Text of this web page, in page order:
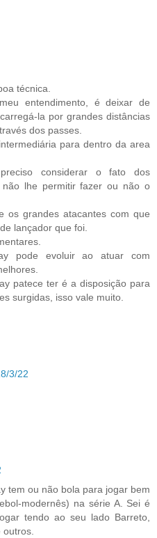
técnica.
entendimento, é deixar de
la por grandes distâncias
dos passes.
para dentro da area
considerar o fato dos
não lhe permitir fazer ou não o
os grandes atacantes com que
lançador que foi.
pode evoluir ao atuar com
patece ter é a disposição para
surgidas, isso vale muito.
3/22
tem ou não bola para jogar bem
modernês) na série A. Sei é
tendo ao seu lado Barreto,